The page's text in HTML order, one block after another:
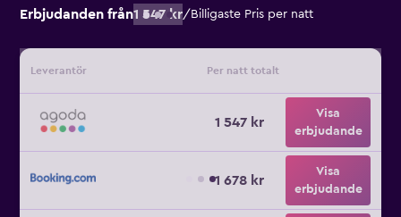
Erbjudanden från1 547 kr/ Billigaste Pris per natt
Leverantör Per natt totalt
1 547 kr
Visa
erbjudande
1 678 kr
Visa
erbjudande